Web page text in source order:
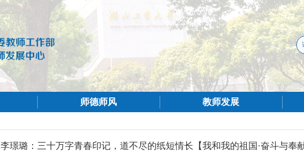
师德师风 教师发展
李璟璐：三十万字青春印记，道不尽的纸短情长【我和我的祖国·奋斗与奉